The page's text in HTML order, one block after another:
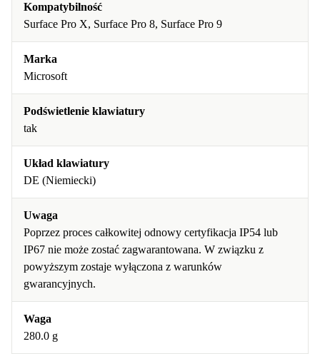
Kompatybilność
Surface Pro X, Surface Pro 8, Surface Pro 9
Marka
Microsoft
Podświetlenie klawiatury
tak
Układ klawiatury
DE (Niemiecki)
Uwaga
Poprzez proces całkowitej odnowy certyfikacja IP54 lub
IP67 nie może zostać zagwarantowana. W związku z
powyższym zostaje wyłączona z warunków
gwarancyjnych.
Waga
280.0 g